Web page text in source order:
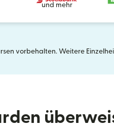
und mehr
vorbehalten. Weitere